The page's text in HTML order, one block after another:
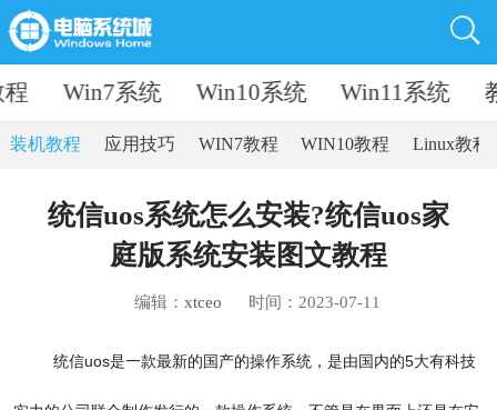
Win7系统 Win10系统 Win11系统
装机教程 应用技巧 WIN7教程 WIN10教程 Linux教程
统信uos系统怎么安装?统信uos家
庭版系统安装图文教程
编辑：xtceo 时间：2023-07-11
统信uos是一款最新的国产的操作系统，是由国内的5大有科技